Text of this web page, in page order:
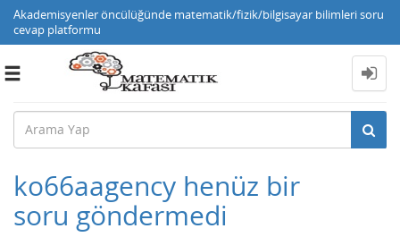
Akademisyenler öncülüğünde matematik/fizik/bilgisayar bilimleri soru
cevap platformu
Toggle
ko66aagency henüz bir
soru göndermedi